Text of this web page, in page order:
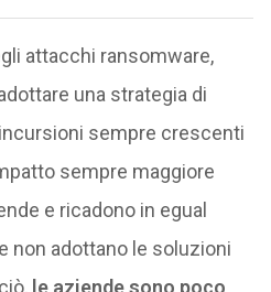
attacchi ransomware,
una strategia di
sempre crescenti
sempre maggiore
e ricadono in egual
non adottano le soluzioni
le aziende sono poco